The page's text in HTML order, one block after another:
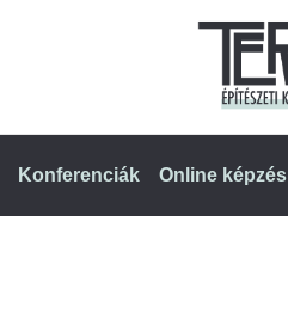
Konferenciák Online képzés